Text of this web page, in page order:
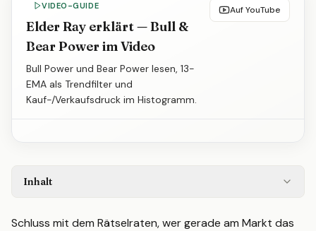
VIDEO-GUIDE
Elder Ray erklärt — Bull &
Bear Power im Video
Bull Power und Bear Power lesen, 13-
EMA als Trendfilter und
Kauf-/Verkaufsdruck im Histogramm.
Auf YouTube
Inhalt
Schluss mit dem Rätselraten, wer gerade am Markt das